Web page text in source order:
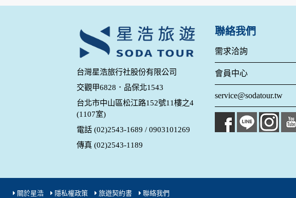
當客戶在本網站註冊時，我們會取得您的姓名、電話、住址、
登入使用我們的服務後，本網站即取得您的資料。
其他除了上述，會保留您在上網瀏覽或查詢時，伺服器自行產
錄等。本網站會對個別連線者的瀏覽器予以標示，歸納使用者
項記錄和您對應。請您注意，在本網站網刊登廣告之廠商，或
網站有其個別的私權保護政策，其資料處理措施不適用本網站隱
本網站將在事前或註冊登錄取得您的同意後，傳送商業性資料
郵件上提供您能隨時停止接收這些資料或電子郵件的方法及說明。
資料使用:
本公司不會向任何人出售或出借您的個人識別資料。
在以下情況下， 本公司會向其他人士或公司提供您的個人識別資
台灣星浩旅行社股份有限公司
交觀甲6828．品保北1543
台北市中山區松江路152號11樓之4
(1107室)
電話 (02)2543-1689 / 0903101269
傳真 (02)2543-1189
聯絡我們
需求洽詢
會員中心
service@sodatour.tw
關於星浩 隱私權政策 旅遊契約書 聯絡我們